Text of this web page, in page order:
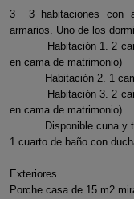
3 3 habitaciones con
armarios. Uno de los
Habitación 1. 2
en cama de matrimonio)
Habitación 2. 1
Habitación 3. 2
en cama de matrimonio)
Disponible cuna y
1 cuarto de baño con
Exteriores
Porche casa de 15 m2